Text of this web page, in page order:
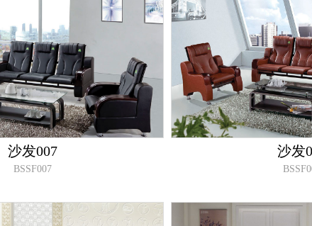
沙发007
BSSF007
沙发